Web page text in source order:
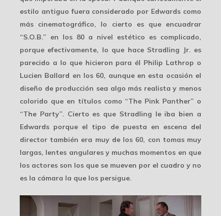
estilo antiguo fuera considerado por Edwards como
más cinematográfico, lo cierto es que encuadrar
“S.O.B.” en los 80 a nivel estético es complicado,
porque efectivamente, lo que hace Stradling Jr. es
parecido a lo que hicieron para él Philip Lathrop o
Lucien Ballard en los 60, aunque en esta ocasión el
diseño de producción sea algo más realista y menos
colorido que en títulos como “The Pink Panther” o
“The Party”. Cierto es que Stradling le iba bien a
Edwards porque el tipo de puesta en escena del
director también era muy de los 60, con tomas muy
largas, lentes angulares y muchas momentos en que
los actores son los que se mueven por el cuadro y no
es la cámara la que los persigue.